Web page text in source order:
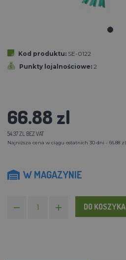
Kod produktu: SE-0122
Punkty lojalnościowe: 2
66.88 zl
54.37 ZL BEZ VAT
Najniższa cena w ciągu ostatnich 30 dni - 66.88 zl
W MAGAZYNIE
DO KOSZYKA